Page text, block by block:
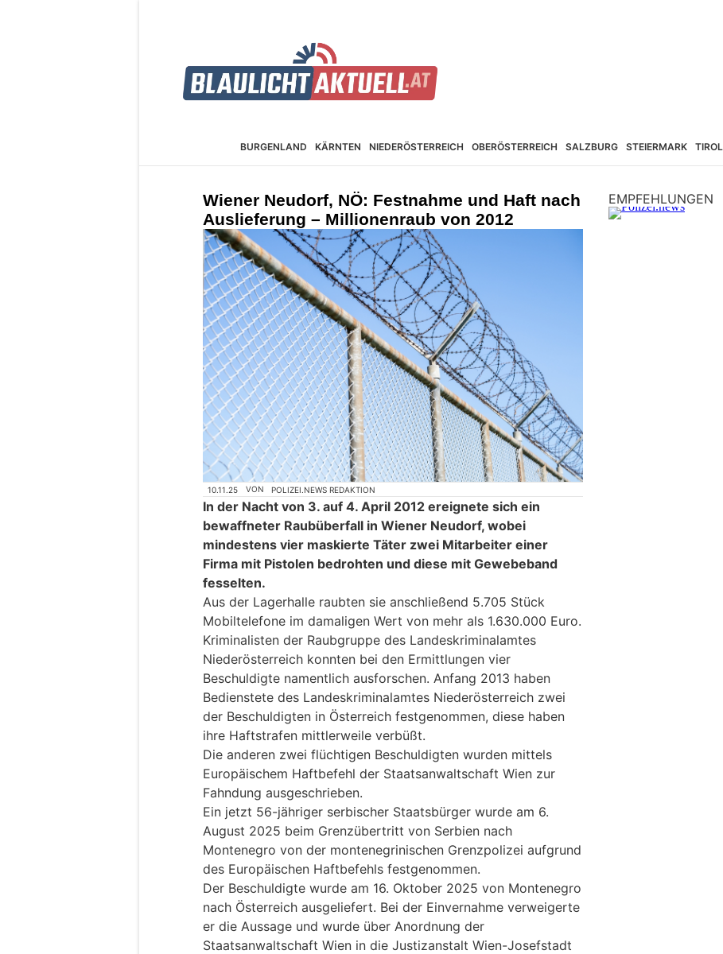
BURGEN­LAND KÄRNTEN NIEDER­ÖSTERREICH OBER­ÖSTERREICH SALZBURG STEIER­MARK TIROL
Wiener Neudorf, NÖ: Festnahme und Haft nach
Auslieferung – Millionenraub von 2012
10.11.25 VON POLIZEI.NEWS REDAKTION
In der Nacht von 3. auf 4. April 2012 ereignete sich ein
bewaffneter Raubüberfall in Wiener Neudorf, wobei
mindestens vier maskierte Täter zwei Mitarbeiter einer
Firma mit Pistolen bedrohten und diese mit Gewebeband
fesselten.
Aus der Lagerhalle raubten sie anschließend 5.705 Stück
Mobiltelefone im damaligen Wert von mehr als 1.630.000 Euro.
Kriminalisten der Raubgruppe des Landeskriminalamtes
Niederösterreich konnten bei den Ermittlungen vier
Beschuldigte namentlich ausforschen. Anfang 2013 haben
Bedienstete des Landeskriminalamtes Niederösterreich zwei
der Beschuldigten in Österreich festgenommen, diese haben
ihre Haftstrafen mittlerweile verbüßt.
Die anderen zwei flüchtigen Beschuldigten wurden mittels
Europäischem Haftbefehl der Staatsanwaltschaft Wien zur
Fahndung ausgeschrieben.
Ein jetzt 56-jähriger serbischer Staatsbürger wurde am 6.
August 2025 beim Grenzübertritt von Serbien nach
Montenegro von der montenegrinischen Grenzpolizei aufgrund
des Europäischen Haftbefehls festgenommen.
Der Beschuldigte wurde am 16. Oktober 2025 von Montenegro
nach Österreich ausgeliefert. Bei der Einvernahme verweigerte
er die Aussage und wurde über Anordnung der
Staatsanwaltschaft Wien in die Justizanstalt Wien-Josefstadt
EMPFEHLUNGEN